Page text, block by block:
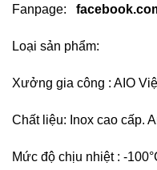
Fanpage:
Loại sản phẩm:
Xưởng gia công : AIO
Chất liệu: Inox cao cấp.
Mức độ chịu nhiệt : -